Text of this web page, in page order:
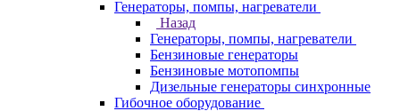
Генераторы, помпы, нагреватели
Назад
Генераторы, помпы, нагреватели
Бензиновые генераторы
Бензиновые мотопомпы
Дизельные генераторы синхронные
Гибочное оборудование